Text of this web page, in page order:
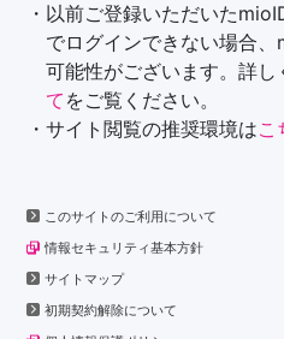
・以前ご登録いただいた
でログインできない場合
可能性がございます。詳し
て をご覧ください。
・サイト閲覧の推奨環境はこ
このサイトのご利用について
情報セキュリティ基本方針
サイトマップ
初期契約解除について